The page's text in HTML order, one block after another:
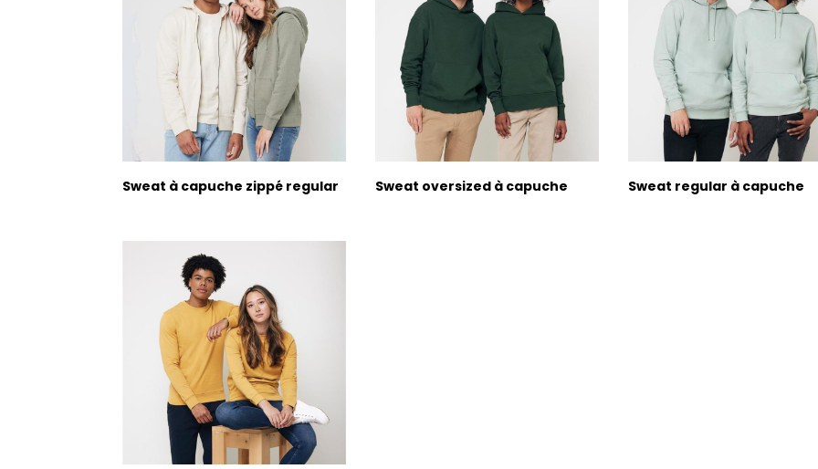
Sweat à capuche zippé regular Sweat oversized à capuche Sweat regular à capuche